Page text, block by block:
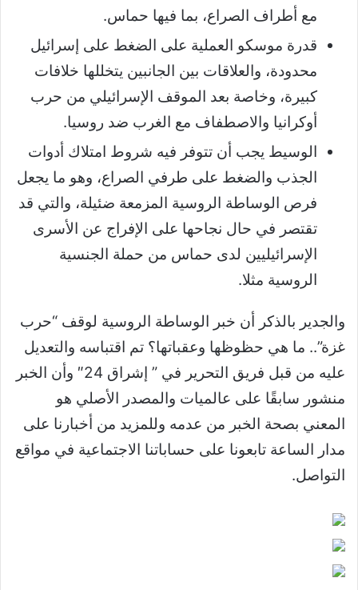
مع أطراف الصراع، بما فيها حماس.
قدرة موسكو العملية على الضغط على إسرائيل
محدودة، والعلاقات بين الجانبين يتخللها خلافات
كبيرة، وخاصة بعد الموقف الإسرائيلي من حرب
أوكرانيا والاصطفاف مع الغرب ضد روسيا.
الوسيط يجب أن تتوفر فيه شروط امتلاك أدوات
الجذب والضغط على طرفي الصراع، وهو ما يجعل
فرص الوساطة الروسية المزمعة ضئيلة، والتي قد
تقتصر في حال نجاحها على الإفراج عن الأسرى
الإسرائيليين لدى حماس من حملة الجنسية
الروسية مثلا.
والجدير بالذكر أن خبر الوساطة الروسية لوقف “حرب
غزة”.. ما هي حظوظها وعقباتها؟ تم اقتباسه والتعديل
عليه من قبل فريق التحرير في ” إشراق 24″ وأن الخبر
منشور سابقًا على عالميات والمصدر الأصلي هو
المعني بصحة الخبر من عدمه وللمزيد من أخبارنا على
مدار الساعة تابعونا على حساباتنا الاجتماعية في مواقع
التواصل.